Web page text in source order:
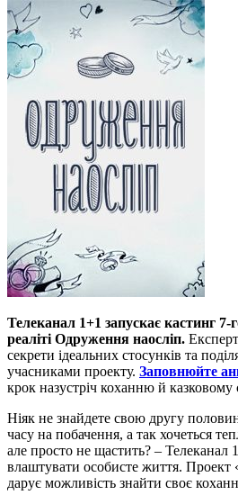
Телеканал 1+1 запускає кастинг 7-
реаліті Одруження наосліп.
секрети ідеальних стосунків та
учасниками проекту. Заповнюйте
крок назустріч коханню й казковому
Ніяк не знайдете свою другу
часу на побачення, а так хочеться
але просто не щастить? –
влаштувати особисте життя. Проект
дарує можливість знайти своє